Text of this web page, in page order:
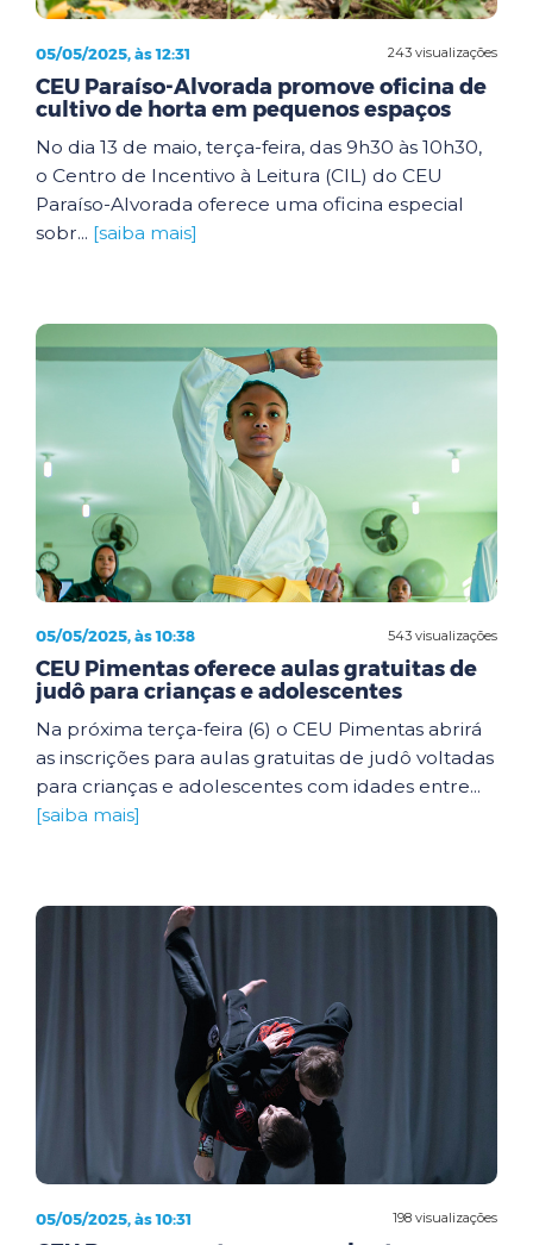
243 visualizações
05/05/2025, às 12:31
CEU Paraíso-Alvorada promove oficina de
cultivo de horta em pequenos espaços
No dia 13 de maio, terça-feira, das 9h30 às 10h30,
o Centro de Incentivo à Leitura (CIL) do CEU
Paraíso-Alvorada oferece uma oficina especial
sobr... [saiba mais]
543 visualizações
05/05/2025, às 10:38
CEU Pimentas oferece aulas gratuitas de
judô para crianças e adolescentes
Na próxima terça-feira (6) o CEU Pimentas abrirá
as inscrições para aulas gratuitas de judô voltadas
para crianças e adolescentes com idades entre...
[saiba mais]
198 visualizações
05/05/2025, às 10:31